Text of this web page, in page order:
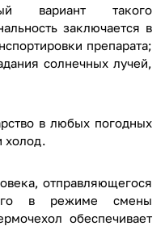
вариант такого
заключается в
препарата;
солнечных лучей,
в любых погодных
холод.
отправляющегося
в режиме смены
обеспечивает